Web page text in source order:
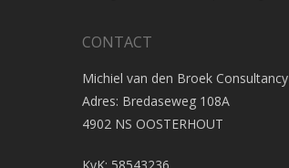
CONTACT
Michiel van den Broek Consultancy
Adres: Bredaseweg 108A
4902 NS OOSTERHOUT